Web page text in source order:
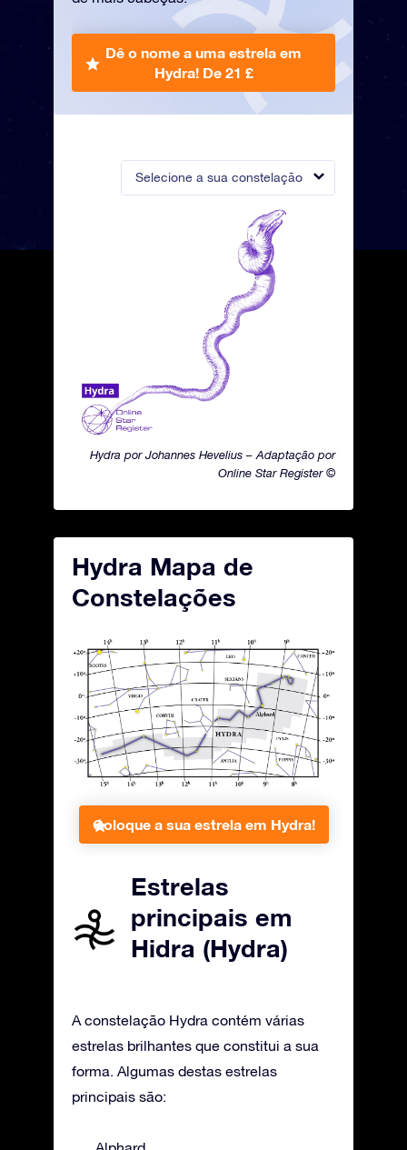
Selecione a sua constelação
Hydra por Johannes Hevelius – Adaptação por
Online Star Register ©
Dê o nome a uma estrela em
Hydra! De 21 £
Hydra Mapa de
Constelações
Coloque a sua estrela em Hydra!
Estrelas
principais em
Hidra (Hydra)
A constelação Hydra contém várias
estrelas brilhantes que constitui a sua
forma. Algumas destas estrelas
principais são: